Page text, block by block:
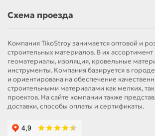
Схема проезда
Компания TikoStroy занимается оптовой и
строительных материалов. В их ассортимент
геоматериалы, изоляция, кровельные
инструменты. Компания базируется в
и ориентирована на обеспечение
строительными материалами как мелких,
проектов. На сайте компании также
доставки, способы оплаты и сертификаты.